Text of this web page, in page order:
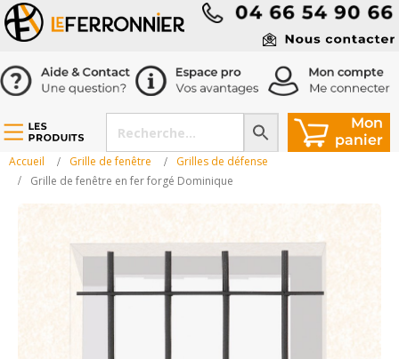
Accueil Grille de fenêtre
Grilles de défense
Grille de fenêtre en fer forgé Dominique